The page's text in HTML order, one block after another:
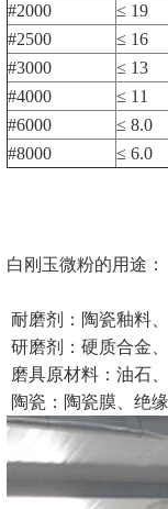
#2000
≤ 19
#2500
≤ 16
#3000
≤ 13
#4000
≤ 11
#6000
≤ 8.0
#8000
≤ 6.0
白刚玉微粉的用途：
耐磨剂：陶瓷釉料
研磨剂：硬质合金
磨具原材料：油石
陶瓷：陶瓷膜、绝